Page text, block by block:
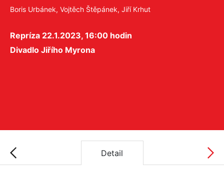
Boris Urbánek, Vojtěch Štěpánek, Jiří Krhut
Repríza 22.1.2023, 16:00 hodin
Divadlo Jiřího Myrona
Detail